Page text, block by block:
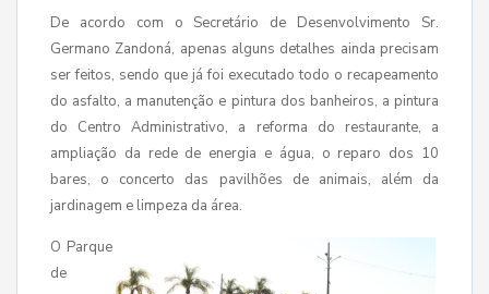
De acordo com o Secretário de Desenvolvimento Sr.
Germano Zandoná, apenas alguns detalhes ainda precisam
ser feitos, sendo que já foi executado todo o recapeamento
do asfalto, a manutenção e pintura dos banheiros, a pintura
do Centro Administrativo, a reforma do restaurante, a
ampliação da rede de energia e água, o reparo dos 10
bares, o concerto das pavilhões de animais, além da
jardinagem e limpeza da área.
O Parque
de